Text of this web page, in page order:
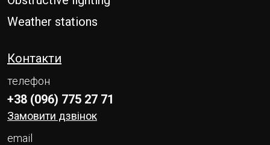
Weather stations
Контакти
телефон
+38 (096) 775 27 71
Замовити дзвінок
email